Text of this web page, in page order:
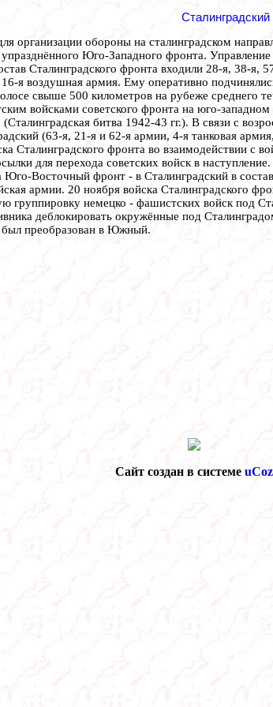
организации обороны на сталинградском
Юго-Западного фронта.
Сталинградского фронта входили 28-я, 38-я,
я воздушная армия. Ему оперативно
свыше 500 километров на рубеже среднего
войсками советского фронта на юго-западном
(Сталинградская битва 1942-43 гг.). В связи с
(63-я, 21-я и 62-я армии, 4-я танковая
Сталинградского фронта во взаимодействии с
для перехода советских войск в
Юго-Восточный фронт - в Сталинградский в
армии. 20 ноября войска Сталинградского
немецко - фашистских войск под
деблокировать окружённые под
был преобразован в Южный.
Сайт создан в системе uCoz